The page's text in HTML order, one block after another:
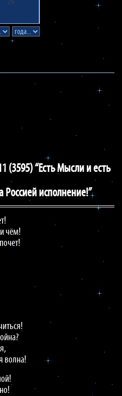
29
“Есть Мысли и есть
исполнение!”
чём!
волна!